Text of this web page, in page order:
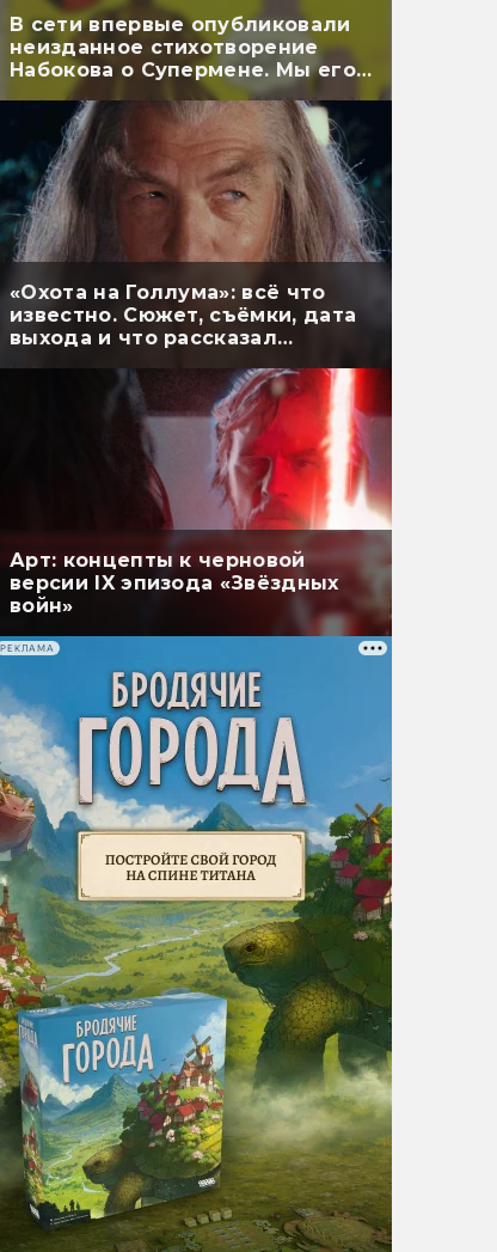
В сети впервые опубликовали
неизданное стихотворение
Набокова о Супермене. Мы его
перевели
«Охота на Голлума»: всё что
известно. Сюжет, съёмки, дата
выхода и что рассказал
Арт: концепты к черновой
версии IX эпизода «Звёздных
войн»
РЕКЛАМА